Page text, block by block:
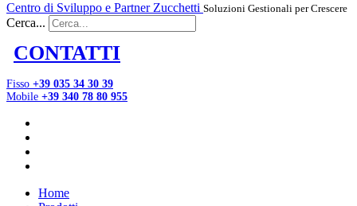
Centro di Sviluppo e Partner Zucchetti Soluzioni Gestionali per Crescere
Cerca...
CONTATTI
Fisso +39 035 34 30 39
Mobile +39 340 78 80 955
Home